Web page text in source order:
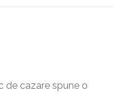
de cazare spune o